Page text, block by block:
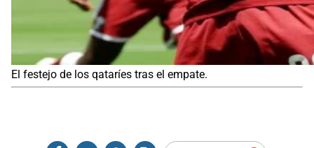
El festejo de los qataríes tras el empate.